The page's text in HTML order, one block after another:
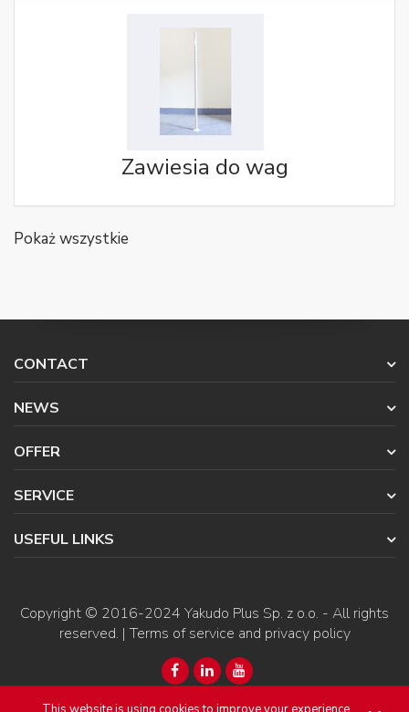
Zawiesia do wag
Pokaż wszystkie
CONTACT
NEWS
OFFER
SERVICE
USEFUL LINKS
Copyright © 2016-2024 Yakudo Plus Sp. z o.o. - All rights
reserved. |Terms of service and privacy policy